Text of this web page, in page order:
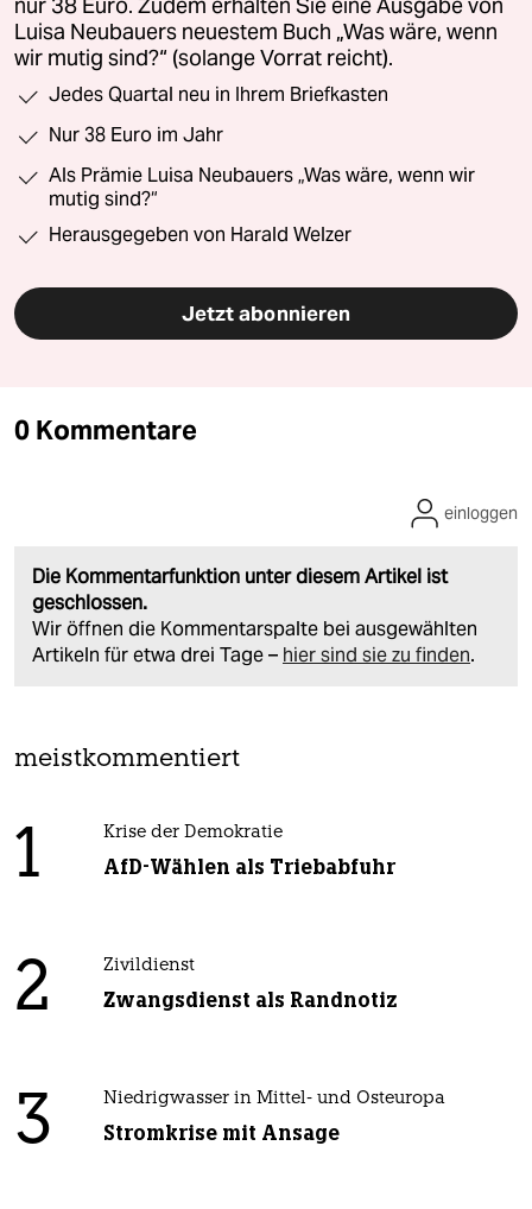
nur 38 Euro. Zudem erhalten Sie eine Ausgabe von
Luisa Neubauers neuestem Buch „Was wäre, wenn
wir mutig sind?“ (solange Vorrat reicht).
Jedes Quartal neu in Ihrem Briefkasten
Nur 38 Euro im Jahr
Als Prämie Luisa Neubauers „Was wäre, wenn wir
mutig sind?“
Herausgegeben von Harald Welzer
Jetzt abonnieren
0 Kommentare
Die Kommentarfunktion unter diesem Artikel ist
geschlossen.
Wir öffnen die Kommentarspalte bei ausgewählten
Artikeln für etwa drei Tage – hier sind sie zu finden.
einloggen
meistkommentiert
1 Krise der Demokratie
AfD-Wählen als Triebabfuhr
2 Zivildienst
Zwangsdienst als Randnotiz
3 Niedrigwasser in Mittel- und Osteuropa
Stromkrise mit Ansage